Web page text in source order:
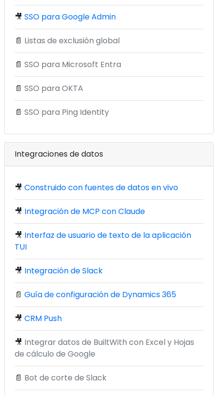
🎥 SSO para Google Admin
📄 Listas de exclusión global
📄 SSO para Microsoft Entra
📄 SSO para OKTA
📄 SSO para Ping Identity
Integraciones de datos
🎥 Construido con fuentes de datos en vivo
🎥 Integración de MCP con Claude
🎥 Interfaz de usuario de texto de la aplicación
TUI
🎥 Integración de Slack
📄 Guía de configuración de Dynamics 365
🎥 CRM Push
🎥 Integrar datos de BuiltWith con Excel y Hojas
de cálculo de Google
📄 Bot de corte de Slack